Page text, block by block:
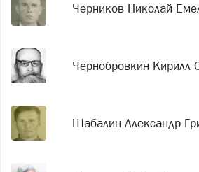
Черников Николай
Чернобровкин Кирилл
Шабалин Александр